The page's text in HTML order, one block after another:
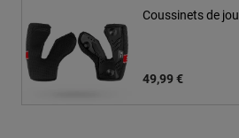
Coussinets de
49,99 €